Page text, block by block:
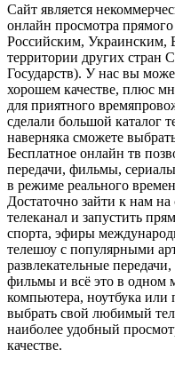
Сайт является
онлайн просмотра
Российским, Украинским,
территории других
Государств). У нас вы
хорошем качестве, плюс
для приятного
сделали большой каталог
наверняка сможете
Бесплатное онлайн тв
передачи, фильмы,
в режиме реального
Достаточно зайти к нам
телеканал и запустить
спорта, эфиры
телешоу с популярными
развлекательные
фильмы и всё это в одном
компьютера, ноутбука
выбрать свой любимый
наиболее удобный
качестве.